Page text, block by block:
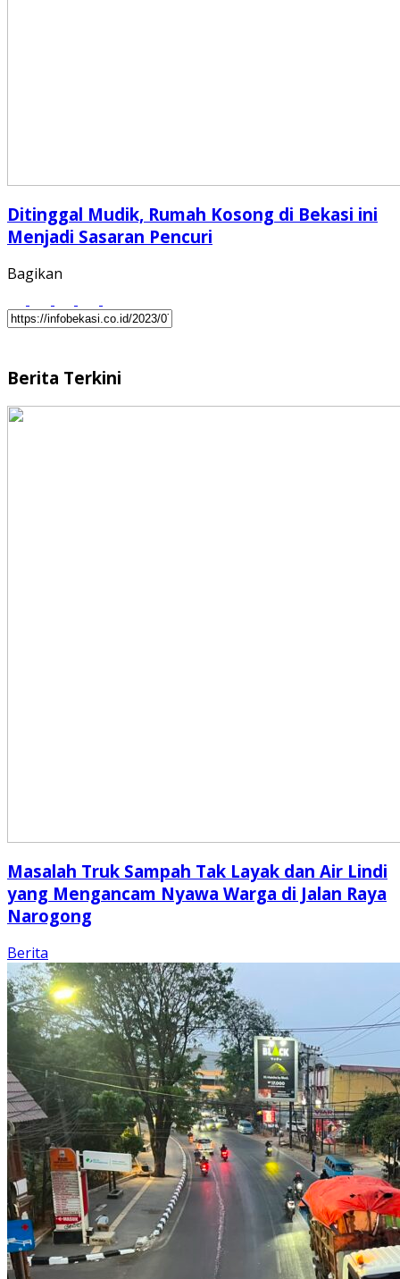
Ditinggal Mudik, Rumah Kosong di Bekasi ini
Menjadi Sasaran Pencuri
Bagikan
Berita Terkini
Masalah Truk Sampah Tak Layak dan Air Lindi
yang Mengancam Nyawa Warga di Jalan Raya
Narogong
Berita